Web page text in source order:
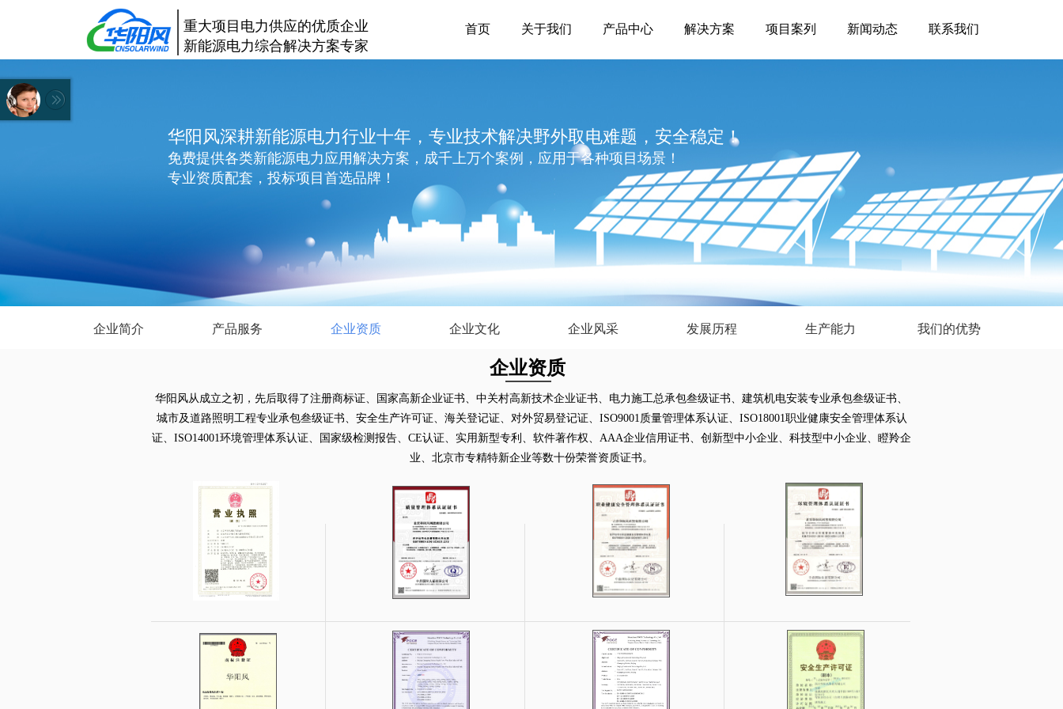
华阳风深耕新能源电力行业十年，专业技术解决野外取电难题，安全稳定！
免费提供各类新能源电力应用解决方案，成千上万个案例，应用于各种项目场景！
专业资质配套，投标项目首选品牌！
企业简介 产品服务 企业资质 企业文化 企业风采 发展历程 生产能力 我们的优势
华阳风从成立之初，先后取得了注册商标证、国家高新企业证书、中关村高新技术企业证书、 电力施工总承包叁级证书、 建筑机电安装专业承包叁级证书、
城市及道路照明工程专业承包叁级证书、 安全生产许可证、 海关登记证、 对外贸易登记证、 ISO9001质量管理体系认证、 ISO18001职业健康安全管理体系认
证、 ISO14001环境管理体系认证、 国家级检测报告、 CE认证、 实用新型专利 、 软件著作权、AAA企业信用证书、 创新型中小企业、科技型中小企业、瞪羚企
业、北京市专精特新企业等数十份荣誉资质证书。
企业资质
重大项目电力供应的优质企业
新能源电力综合解决方案专家
首页 关于我们 产品中心 解决方案 项目案列 新闻动态 联系我们